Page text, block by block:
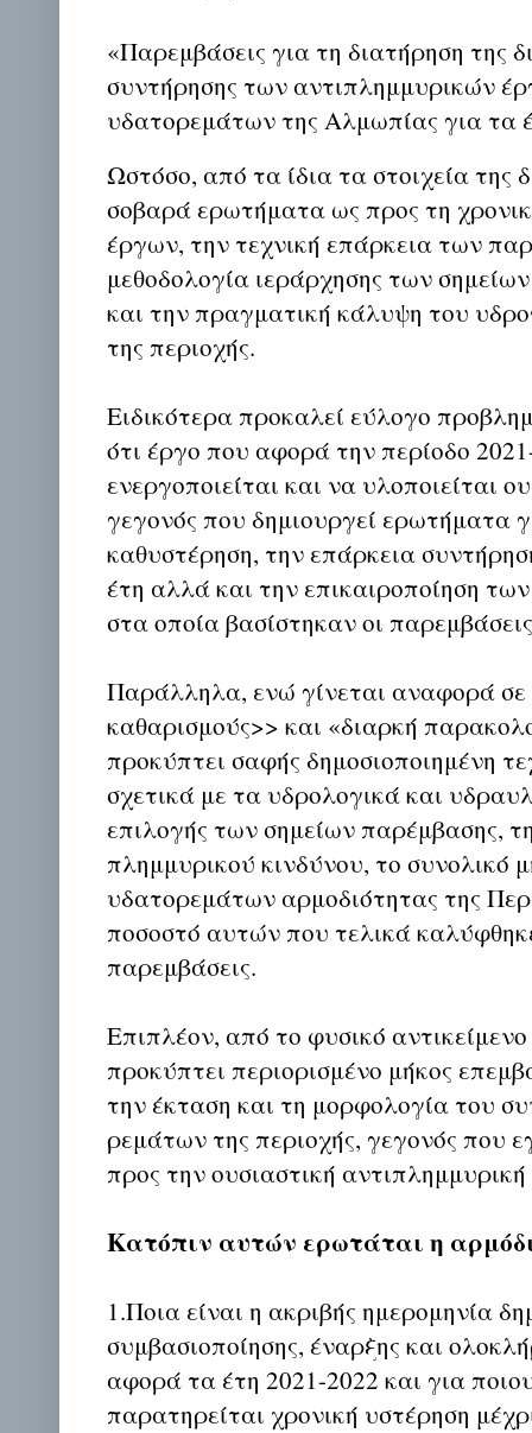
«Παρεμβάσεις για τη διατήρηση της
συντήρησης των αντιπλημμυρικών
υδατορεμάτων της Αλμωπίας για τα
Ωστόσο, από τα ίδια τα στοιχεία της
σοβαρά ερωτήματα ως προς τη
έργων, την τεχνική επάρκεια των
μεθοδολογία ιεράρχησης των
και την πραγματική κάλυψη του
της περιοχής.
Ειδικότερα προκαλεί εύλογο
ότι έργο που αφορά την περίοδο
ενεργοποιείται και να υλοποιείται
γεγονός που δημιουργεί ερωτήματα
καθυστέρηση, την επάρκεια
έτη αλλά και την επικαιροποίηση
στα οποία βασίστηκαν οι
Παράλληλα, ενώ γίνεται αναφορά σε
καθαρισμούς>> και «διαρκή
προκύπτει σαφής δημοσιοποιημένη
σχετικά με τα υδρολογικά και
επιλογής των σημείων παρέμβασης,
πλημμυρικού κινδύνου, το συνολικό
υδατορεμάτων αρμοδιότητας της
ποσοστό αυτών που τελικά
παρεμβάσεις.
Επιπλέον, από το φυσικό
προκύπτει περιορισμένο μήκος
την έκταση και τη μορφολογία του
ρεμάτων της περιοχής, γεγονός που
προς την ουσιαστική
Κατόπιν αυτών ερωτάται η
1.Ποια είναι η ακριβής ημερομηνία
συμβασιοποίησης, έναρξης και
αφορά τα έτη 2021-2022 και για
παρατηρείται χρονική υστέρηση